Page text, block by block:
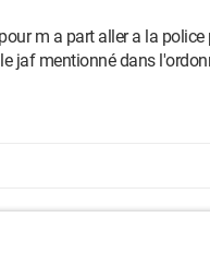
m a part aller a la
jaf mentionné dans